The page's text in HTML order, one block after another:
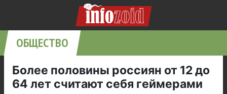
ОБЩЕСТВО
Более половины россиян от 12 до
64 лет считают себя геймерами